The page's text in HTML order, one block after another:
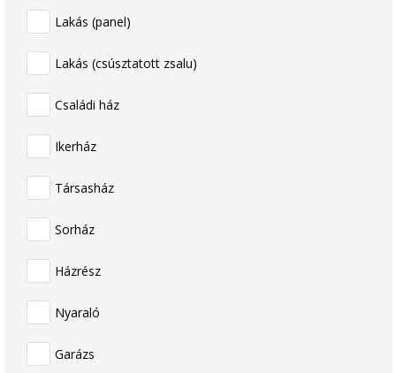
Lakás (panel)
Lakás (csúsztatott zsalu)
Családi ház
Ikerház
Társasház
Sorház
Házrész
Nyaraló
Garázs